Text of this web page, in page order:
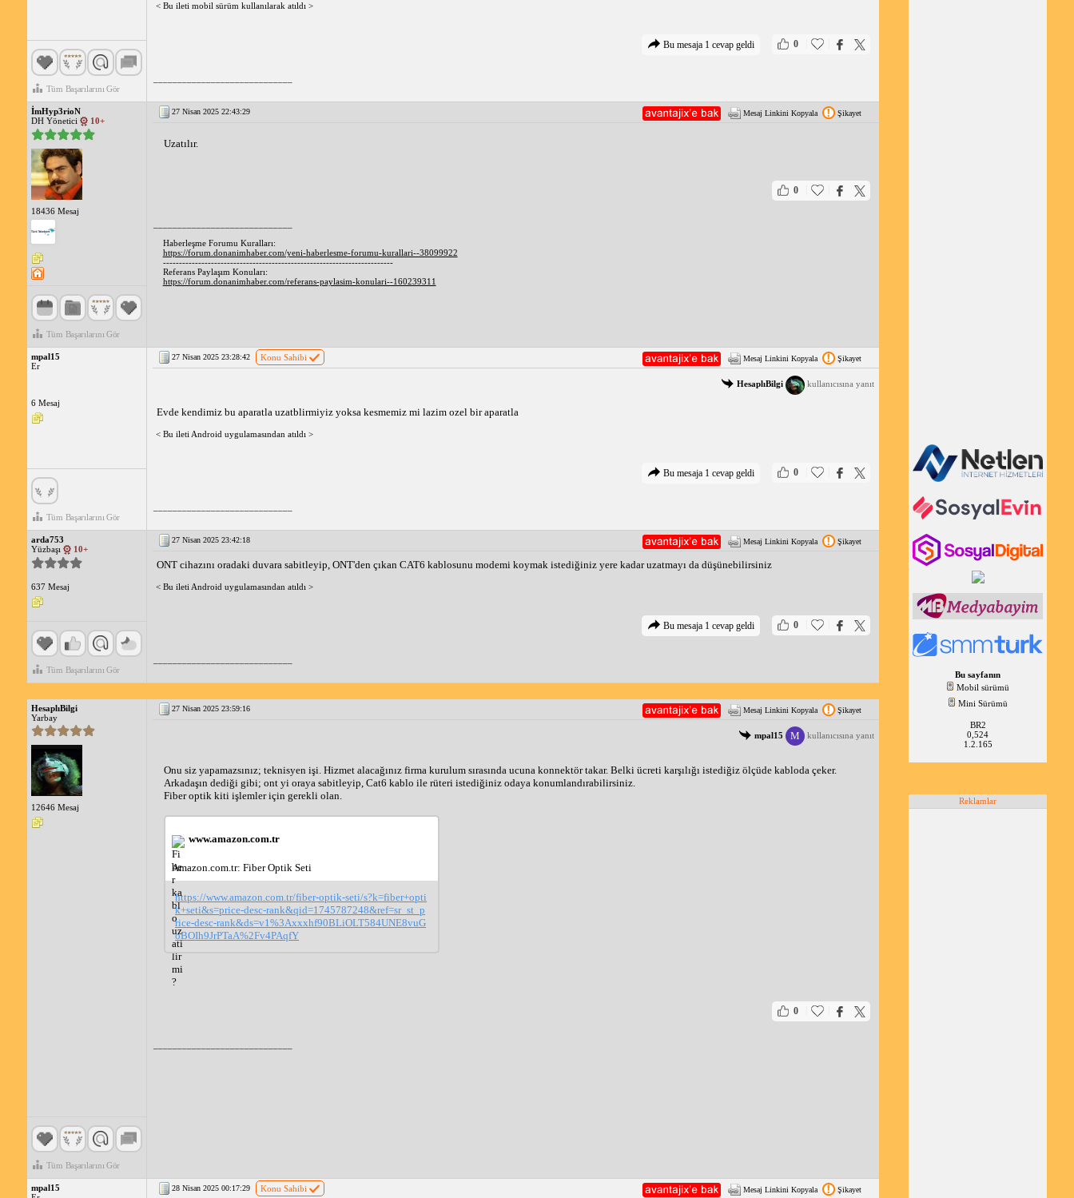
Tüm Başarılarını Gör
< Bu ileti mobil sürüm kullanılarak atıldı >
0
Bu mesaja 1 cevap geldi
İmHyp3rioN
DH Yönetici
10+
18436 Mesaj
Tüm Başarılarını Gör
27 Nisan 2025 22:43:29 Mesaj Linkini Kopyala Şikayet
Uzatılır.
0
Haberleşme Forumu Kuralları:
https://forum.donanimhaber.com/yeni-haberlesme-forumu-kurallari--38099922
------------------------------------------------------------------------
Referans Paylaşım Konuları:
https://forum.donanimhaber.com/referans-paylasim-konulari--160239311
mpal15
Er
6 Mesaj
Tüm Başarılarını Gör
27 Nisan 2025 23:28:42 Konu Sahibi Mesaj Linkini Kopyala Şikayet
HesaplıBilgi kullanıcısına yanıt
Evde kendimiz bu aparatla uzatblirmiyiz yoksa kesmemiz mi lazim ozel bir aparatla
< Bu ileti Android uygulamasından atıldı >
0
Bu mesaja 1 cevap geldi
arda753
Yüzbaşı
10+
637 Mesaj
Tüm Başarılarını Gör
27 Nisan 2025 23:42:18 Mesaj Linkini Kopyala Şikayet
ONT cihazını oradaki duvara sabitleyip, ONT'den çıkan CAT6 kablosunu modemi koymak istediğiniz yere kadar uzatmayı da düşünebilirsiniz
< Bu ileti Android uygulamasından atıldı >
0
Bu mesaja 1 cevap geldi
HesaplıBilgi
Yarbay
12646 Mesaj
Tüm Başarılarını Gör
27 Nisan 2025 23:59:16 Mesaj Linkini Kopyala Şikayet
mpal15 M kullanıcısına yanıt
Onu siz yapamazsınız; teknisyen işi. Hizmet alacağınız firma kurulum sırasında ucuna konnektör takar. Belki ücreti karşılığı istediğiz ölçüde kabloda çeker.
Arkadaşın dediği gibi; ont yi oraya sabitleyip, Cat6 kablo ile rüteri istediğiniz odaya konumlandırabilirsiniz.
Fiber optik kiti işlemler için gerekli olan.
www.amazon.com.tr
Amazon.com.tr: Fiber Optik Seti
https://www.amazon.com.tr/fiber-optik-seti/s?k=fiber+opti
k+seti&s=price-desc-rank&qid=1745787248&ref=sr_st_p
rice-desc-rank&ds=v1%3Axxxhf90BLiOLT584UNE8vuG
oBOIh9JrPTaA%2Fv4PAqfY
0
mpal15
28 Nisan 2025 00:17:29 Konu Sahibi Mesaj Linkini Kopyala Şikayet
Bu sayfanın
Mobil sürümü
Mini Sürümü
BR2
0,524
1.2.165
Reklamlar